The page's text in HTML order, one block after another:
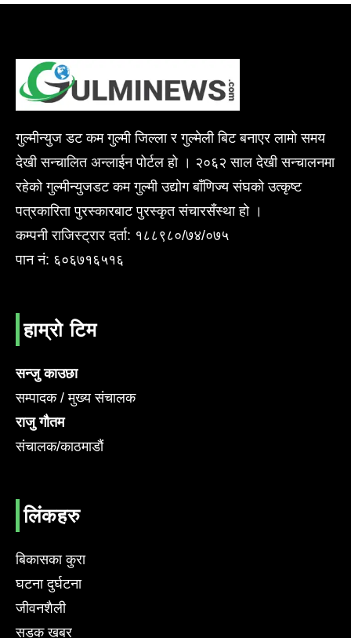
गुल्मीन्युज डट कम गुल्मी जिल्ला र गुल्मेली बिट बनाएर लामो समय
देखी सन्चालित अन्लाईन पोर्टल हो । २०६२ साल देखी सन्चालनमा
रहेको गुल्मीन्युजडट कम गुल्मी उद्योग बाँणिज्य संघको उत्कृष्ट
पत्रकारिता पुरस्कारबाट पुरस्कृत संचारसँस्था हो ।
कम्पनी राजिस्ट्रार दर्ता: १८८९८०/७४/०७५
पान नं: ६०६७१६५१६
हाम्रो टिम
सन्जु काउछा
सम्पादक / मुख्य संचालक
राजु गौतम
संचालक/काठमाडौं
लिंकहरु
बिकासका कुरा
घटना दुर्घटना
जीवनशैली
सडक खबर